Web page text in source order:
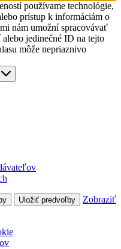
používame technológie,
prístup k informáciám o
nám umožní spracovávať
jedinečné ID na tejto
môže nepriaznivo
Uložiť predvoľby
Zobraziť